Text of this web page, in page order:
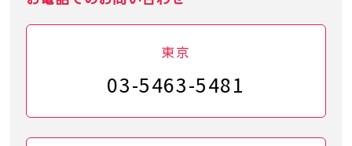
東京
03-5463-5481